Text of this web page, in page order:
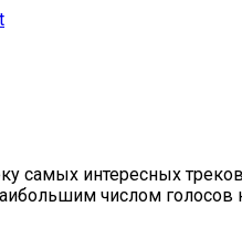
самых интересных
числом голосов